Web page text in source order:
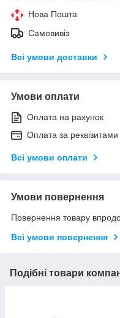
Нова Пошта
Самовивіз
Всі умови доставки
Умови оплати
Оплата на рахунок
Оплата за реквізитами
Всі умови оплати
Умови повернення
Повернення товару
Всі умови повернення
Подібні товари